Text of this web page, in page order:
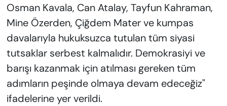
Osman Kavala, Can Atalay, Tayfun Kahraman,
Mine Özerden, Çiğdem Mater ve kumpas
davalarıyla hukuksuzca tutulan tüm siyasi
tutsaklar serbest kalmalıdır. Demokrasiyi ve
barışı kazanmak için atılması gereken tüm
adımların peşinde olmaya devam edeceğiz"
ifadelerine yer verildi.